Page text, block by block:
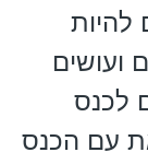
להיות
ועושים
לכנס
עם הכנס